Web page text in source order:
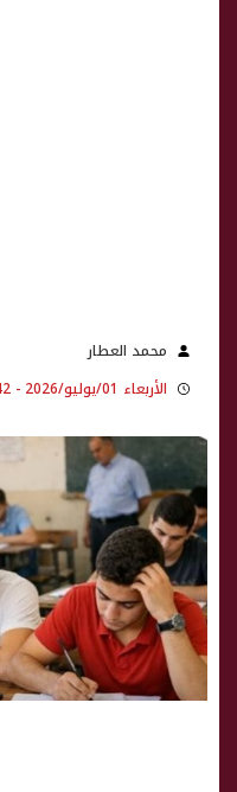
محمد العطار
الأربعاء 01/يوليو/2026 - 05:42 م